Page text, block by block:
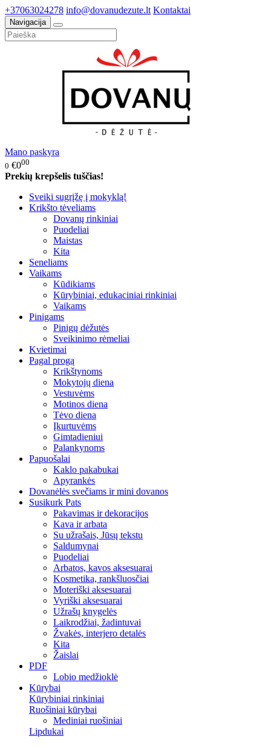
+37063024278 info@dovanudezute.lt Kontaktai
Navigacija
Mano paskyra
0 €000
Prekių krepšelis tuščias!
Sveiki sugrįžę į mokyklą!
Krikšto tėveliams
Dovanų rinkiniai
Puodeliai
Maistas
Kita
Seneliams
Vaikams
Kūdikiams
Kūrybiniai, edukaciniai rinkiniai
Vaikams
Pinigams
Pinigų dėžutės
Sveikinimo rėmeliai
Kvietimai
Pagal progą
Krikštynoms
Mokytojų diena
Vestuvėms
Motinos diena
Tėvo diena
Įkurtuvėms
Gimtadieniui
Palankynoms
Papuošalai
Kaklo pakabukai
Apyrankės
Dovanėlės svečiams ir mini dovanos
Susikurk Pats
Pakavimas ir dekoracijos
Kava ir arbata
Su užrašais, Jūsų tekstu
Saldumynai
Puodeliai
Arbatos, kavos aksesuarai
Kosmetika, rankšluosčiai
Moteriški aksesuarai
Vyriški aksesuarai
Užrašų knygelės
Laikrodžiai, žadintuvai
Žvakės, interjero detalės
Kita
Žaislai
PDF
Lobio medžioklė
Kūrybai
Kūrybiniai rinkiniai
Ruošiniai kūrybai
Mediniai ruošiniai
Lipdukai